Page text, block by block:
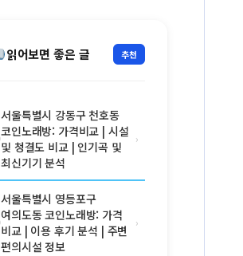
읽어보면 좋은 글 추천
서울특별시 강동구 천호동
코인노래방: 가격비교 | 시설
및 청결도 비교 | 인기곡 및
최신기기 분석
›
서울특별시 영등포구
여의도동 코인노래방: 가격
비교 | 이용 후기 분석 | 주변
편의시설 정보
›